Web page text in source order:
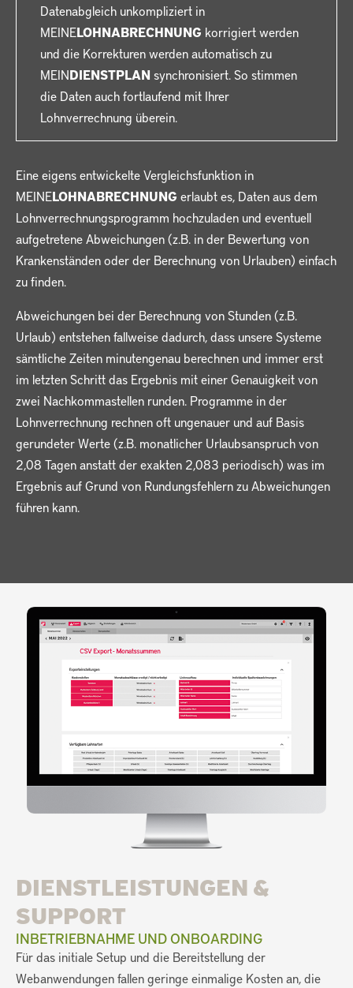
Datenabgleich unkompliziert in
MEINELOHNABRECHNUNG korrigiert werden
und die Korrekturen werden automatisch zu
MEINDIENSTPLAN synchronisiert. So stimmen
die Daten auch fortlaufend mit Ihrer
Lohnverrechnung überein.
Eine eigens entwickelte Vergleichsfunktion in
MEINELOHNABRECHNUNG erlaubt es, Daten aus dem
Lohnverrechnungsprogramm hochzuladen und eventuell
aufgetretene Abweichungen (z.B. in der Bewertung von
Krankenständen oder der Berechnung von Urlauben) einfach
zu finden.
Abweichungen bei der Berechnung von Stunden (z.B.
Urlaub) entstehen fallweise dadurch, dass unsere Systeme
sämtliche Zeiten minutengenau berechnen und immer erst
im letzten Schritt das Ergebnis mit einer Genauigkeit von
zwei Nachkommastellen runden. Programme in der
Lohnverrechnung rechnen oft ungenauer und auf Basis
gerundeter Werte (z.B. monatlicher Urlaubsanspruch von
2,08 Tagen anstatt der exakten 2,083 periodisch) was im
Ergebnis auf Grund von Rundungsfehlern zu Abweichungen
führen kann.
DIENSTLEISTUNGEN &
SUPPORT
INBETRIEBNAHME UND ONBOARDING
Für das initiale Setup und die Bereitstellung der
Webanwendungen fallen geringe einmalige Kosten an, die